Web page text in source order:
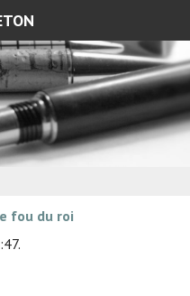
fou du roi